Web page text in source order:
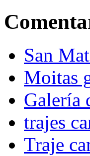
San
Moitas
Galería
trajes
Traje